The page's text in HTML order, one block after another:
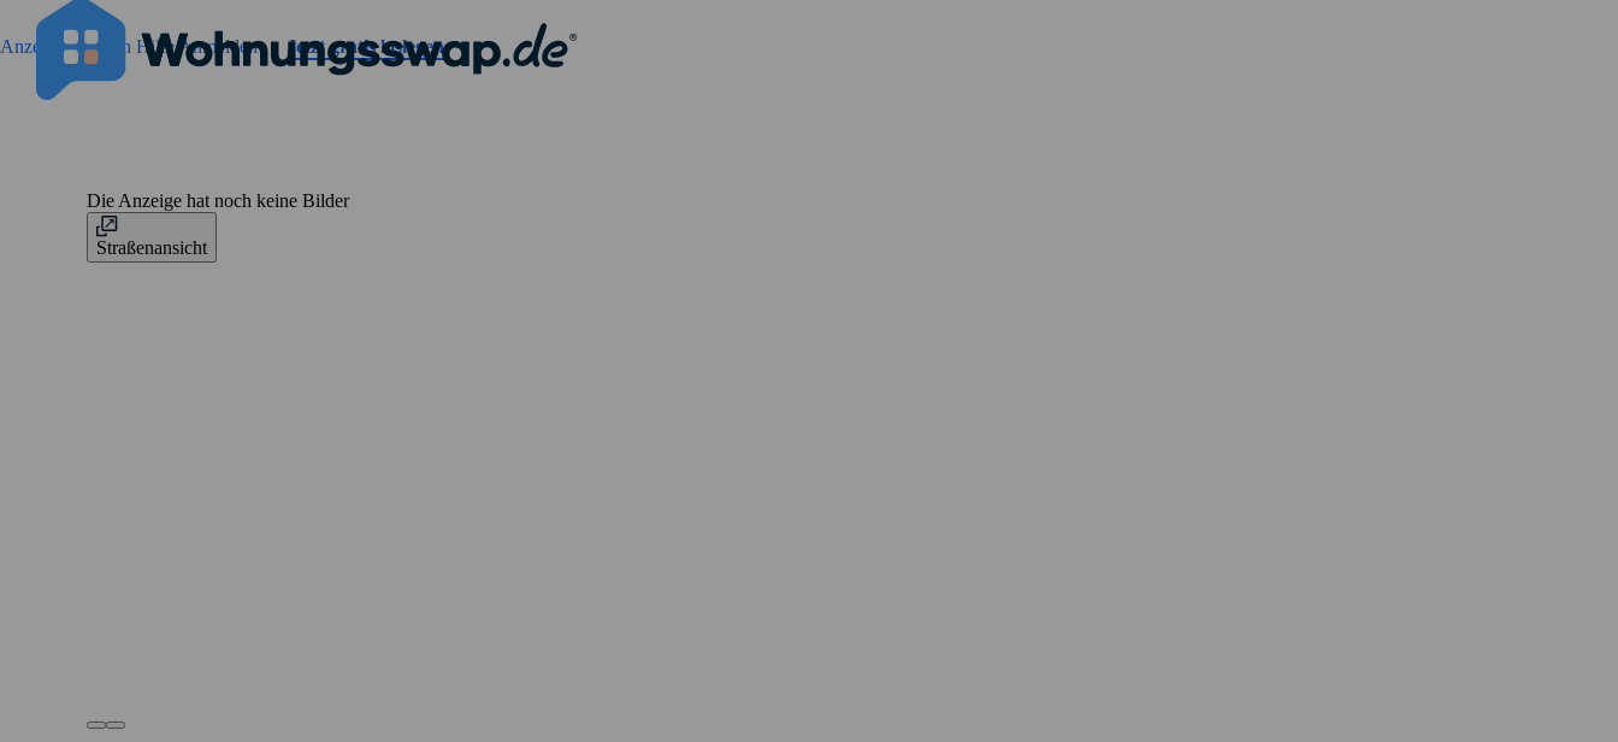
Geh zu der Seiteinhalt
Anzeigen suchen Hilfe Anmelden Jetzt gratis loslegen
Die Anzeige hat noch keine Bilder
Straßenansicht